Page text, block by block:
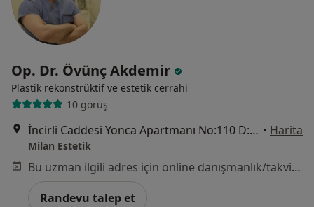
Op. Dr. Övünç Akdemir
Plastik rekonstrüktif ve estetik cerrahi
10 görüş
İncirli Caddesi Yonca Apartmanı No:110 D:3, İstanbul • Harita
Milan Estetik
Bu uzman ilgili adres için online danışmanlık/takvim sunmuyor.
Randevu talep et